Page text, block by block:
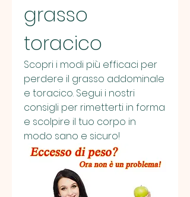
grasso
toracico
Scopri i modi più efficaci per
perdere il grasso addominale
e toracico. Segui i nostri
consigli per rimetterti in forma
e scolpire il tuo corpo in
modo sano e sicuro!